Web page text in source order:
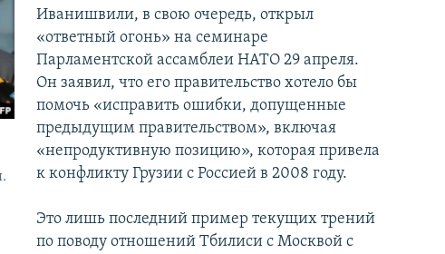
Иванишвили, в свою очередь, открыл
«ответный огонь» на семинаре
Парламентской ассамблеи НАТО 29 апреля.
Он заявил, что его правительство хотело бы
помочь «исправить ошибки, допущенные
предыдущим правительством», включая
«непродуктивную позицию», которая привела
к конфликту Грузии с Россией в 2008 году.
Это лишь последний пример текущих трений
по поводу отношений Тбилиси с Москвой с